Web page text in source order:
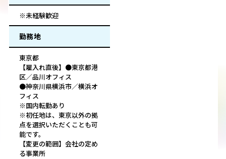
※未経験歓迎
勤務地
東京都
【雇入れ直後】●東京都港
区／品川オフィス
●神奈川県横浜市／横浜オ
フィス
※国内転勤あり
※初任地は、東京以外の拠
点を選択いただくことも可
能です。
【変更の範囲】会社の定め
る事業所